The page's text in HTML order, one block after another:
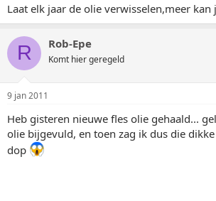
Laat elk jaar de olie verwisselen,meer kan
R Rob-Epe
Komt hier geregeld
9 jan 2011
Heb gisteren nieuwe fles olie gehaald...
olie bijgevuld, en toen zag ik dus die
dop